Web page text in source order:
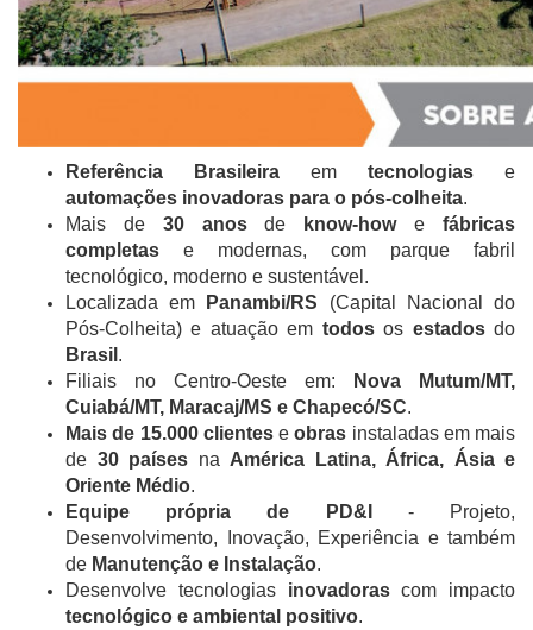
Referência Brasileira em tecnologias e
automações inovadoras para o pós-colheita.
Mais de 30 anosde know-howefábricas
completas e modernas, com parque fabril
tecnológico, moderno e sustentável.
Localizada em
Panambi/RS (Capital Nacional do
Pós-Colheita) e atuação em todosos estadosdo
Brasil .
Filiais no Centro-Oeste em:
Nova Mutum/MT,
Cuiabá/MT, Maracaj/MS e Chapecó/SC.
Mais de 15.000 clienteseobras instaladas em mais
de 30 países na América Latina, África, Ásia e
Oriente Médio.
Equipe própria de PD&
- Projeto,
Desenvolvimento, Inovação, Experiência e também
de Manutenção e Instalação.
Desenvolve tecnologias inovadorascom impacto
tecnológico e ambiental positivo.